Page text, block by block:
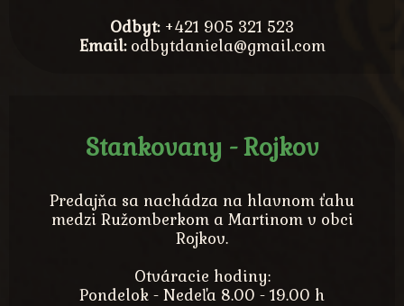
Odbyt:+421 905 321 523
Email:odbytdaniela@gmail.com
Stankovany - Rojkov
Predajňa sa nachádza na hlavnom ťahu
medzi Ružomberkom a Martinom v obci
Rojkov.
Otváracie hodiny:
Pondelok - Nedeľa 8.00 - 19.00 h